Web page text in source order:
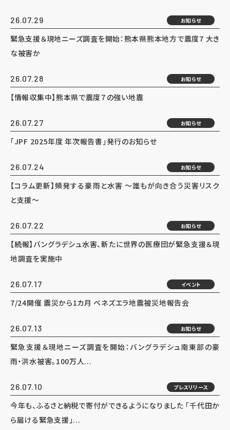
26.07.29 お知らせ
緊急支援＆現地ニーズ調査を開始：熊本県熊本地方で震度7 大き
な被害か
26.07.28 お知らせ
【情報収集中】熊本県で震度７の強い地震
26.07.27 お知らせ
「JPF 2025年度 年次報告書」発行のお知らせ
26.07.24 お知らせ
【コラム更新】頻発する豪雨と水害 ～誰もが向き合う災害リスク
と支援～
26.07.22 お知らせ
【続報】バングラデシュ水害、新たに世界の医療団が緊急支援＆現
地調査を実施中
26.07.17 イベント
7/24開催 震災から1カ月 ベネズエラ地震被災地報告会
26.07.13 お知らせ
緊急支援＆現地ニーズ調査を開始：バングラデシュ南東部の豪
雨・洪水被害。100万人...
26.07.10 プレスリリース
今年も、ふるさと納税で寄付ができるようになりました 「千代田か
ら届ける緊急支援」...